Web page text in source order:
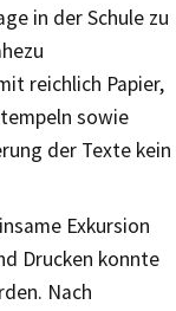
in der Schule zu
reichlich Papier,
sowie
der Texte kein
Exkursion
Drucken konnte
Nach